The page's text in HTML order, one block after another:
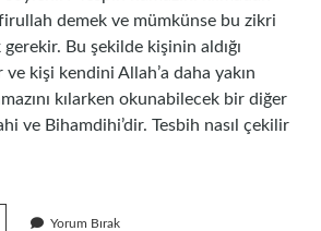
demek ve mümkünse bu zikri
Bu şekilde kişinin aldığı
kişi kendini Allah’a daha yakın
kılarken okunabilecek bir diğer
ve Bihamdihi’dir. Tesbih nasıl çekilir
Yorum Bırak